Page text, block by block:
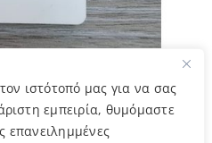
ιστότοπό μας για να σας
εμπειρία, θυμόμαστε
επανειλημμένες